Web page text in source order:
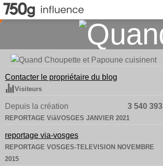
Contacter le propriétaire du blog
Visiteurs
Depuis la création 3 540 393
REPORTAGE ViàVOSGES JANVIER 2021
reportage via-vosges
REPORTAGE VOSGES-TELEVISION NOVEMBRE
2015